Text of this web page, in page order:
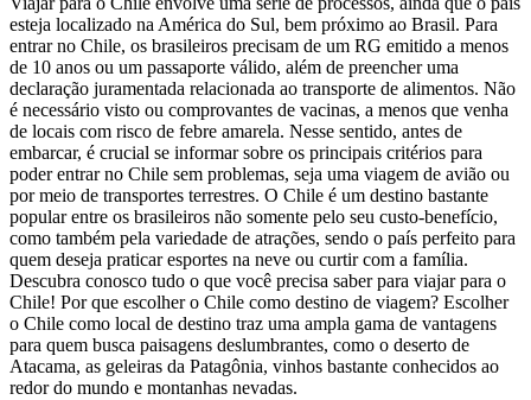
esteja localizado na América do Sul, bem próximo ao Brasil. Para
entrar no Chile, os brasileiros precisam de um RG emitido a menos
de 10 anos ou um passaporte válido, além de preencher uma
declaração juramentada relacionada ao transporte de alimentos. Não
é necessário visto ou comprovantes de vacinas, a menos que venha
de locais com risco de febre amarela. Nesse sentido, antes de
embarcar, é crucial se informar sobre os principais critérios para
poder entrar no Chile sem problemas, seja uma viagem de avião ou
por meio de transportes terrestres. O Chile é um destino bastante
popular entre os brasileiros não somente pelo seu custo-benefício,
como também pela variedade de atrações, sendo o país perfeito para
quem deseja praticar esportes na neve ou curtir com a família.
Descubra conosco tudo o que você precisa saber para viajar para o
Chile! Por que escolher o Chile como destino de viagem? Escolher
o Chile como local de destino traz uma ampla gama de vantagens
para quem busca paisagens deslumbrantes, como o deserto de
Atacama, as geleiras da Patagônia, vinhos bastante conhecidos ao
redor do mundo e montanhas nevadas.